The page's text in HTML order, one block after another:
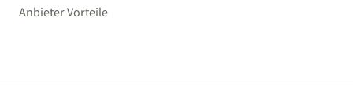
Anbieter Vorteile